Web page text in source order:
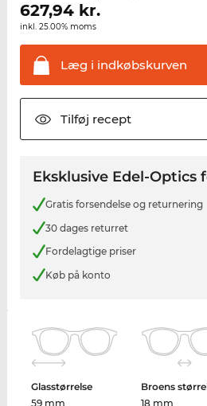
627,94kr.
inkl. 25.00% moms
Læg i indkøbskurven
Tilføj recept
Eksklusive Edel-Optics
Gratis forsendelse og returnering
30 dages returret
Fordelagtige priser
Køb på konto
Glasstørrelse
59 mm
Broens
18 mm